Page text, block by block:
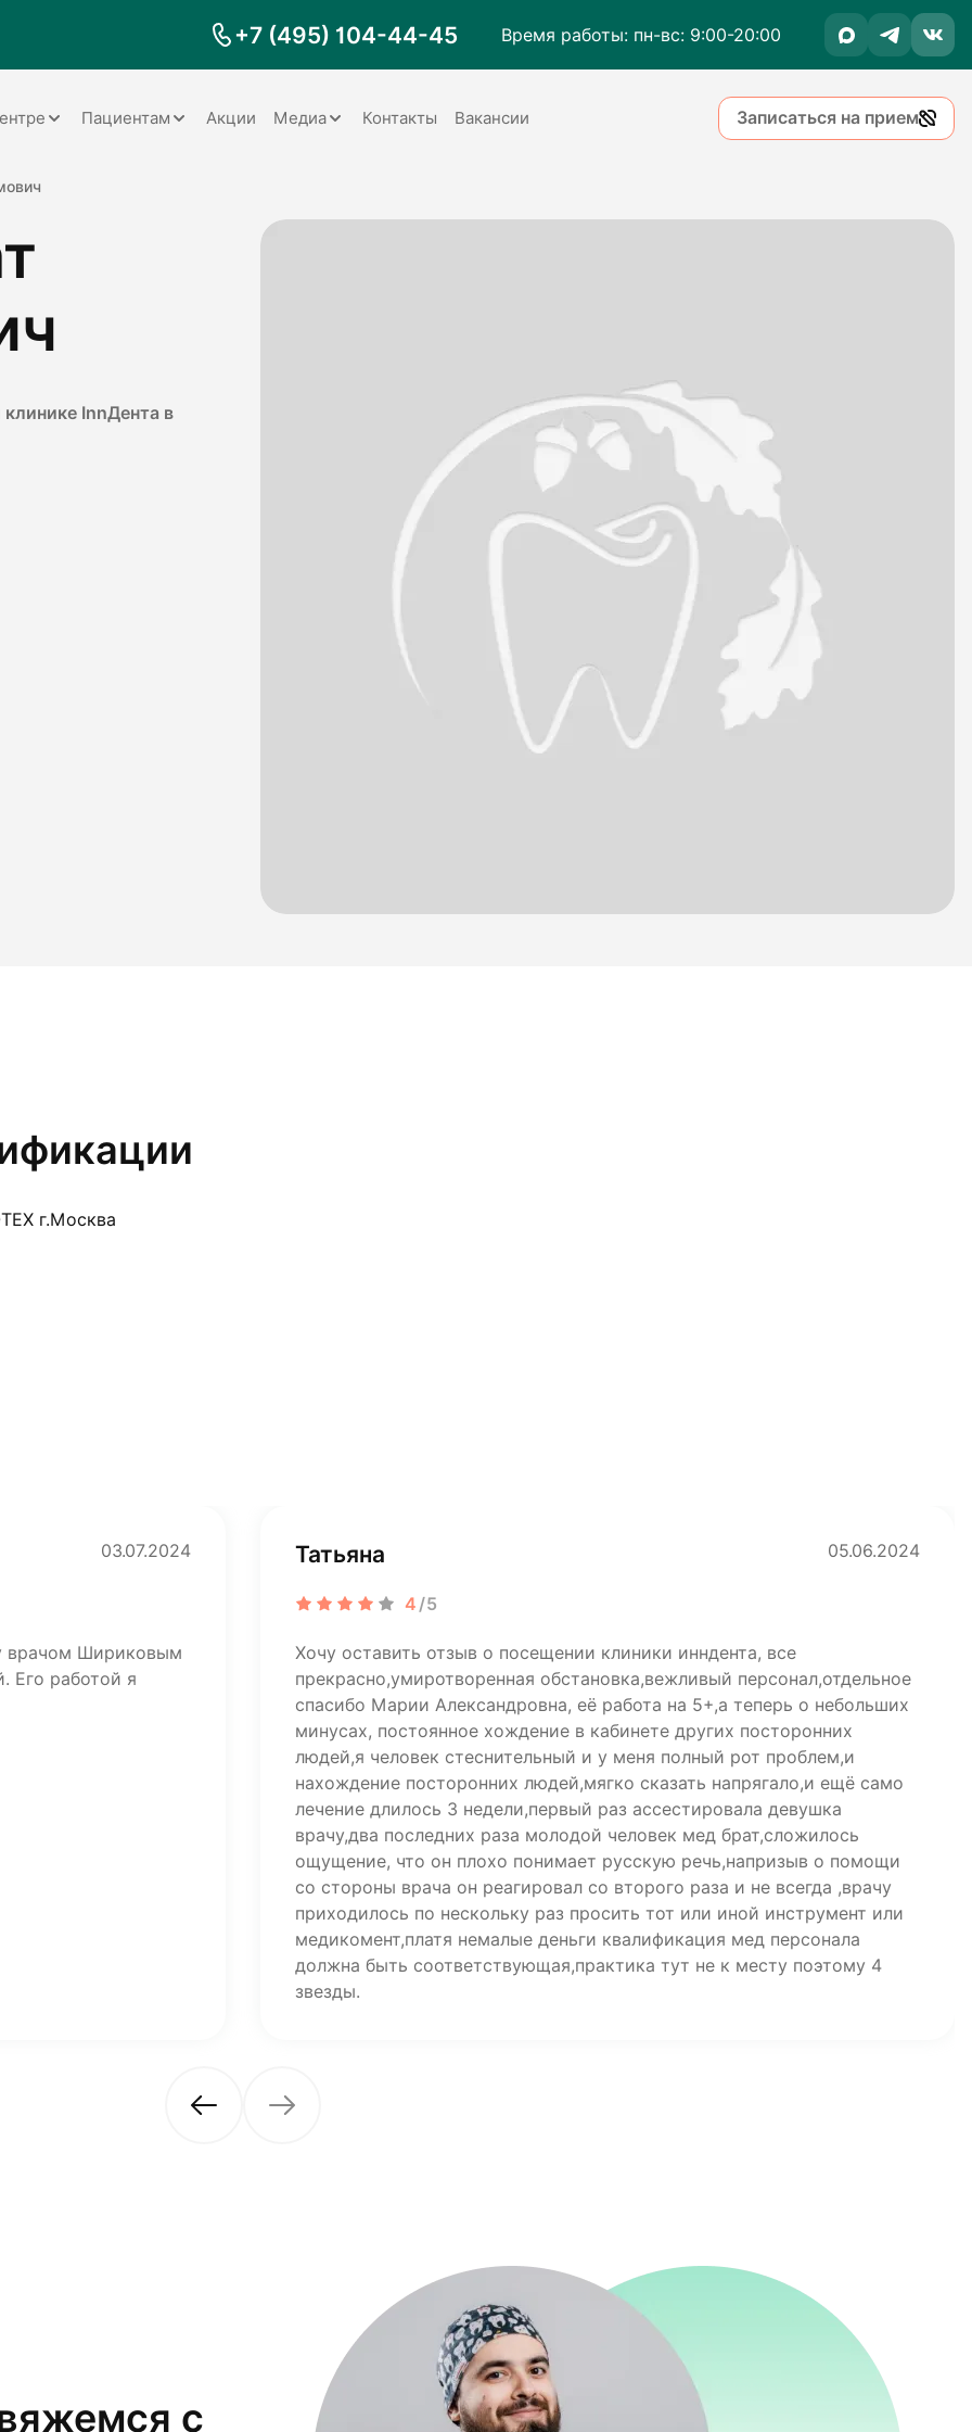
+7 (495) 104-44-45 Время работы: пн-вс: 9:00-20:00
оборудование
Пациентам
Запрос справки на налоговый
Акции Медиа Контакты Вакансии Записаться на прием
InnДента в
г.Москва
03.07.2024
врачом Шириковым
Его работой я
Татьяна 05.06.2024
4 /5
Хочу оставить отзыв о посещении клиники инндента, все
прекрасно,умиротворенная обстановка,вежливый персонал,отдельное
спасибо Марии Александровна, её работа на 5+,а теперь о небольших
минусах, постоянное хождение в кабинете других посторонних
людей,я человек стеснительный и у меня полный рот проблем,и
нахождение посторонних людей,мягко сказать напрягало,и ещё само
лечение длилось 3 недели,первый раз ассестировала девушка
врачу,два последних раза молодой человек мед брат,сложилось
ощущение, что он плохо понимает русскую речь,напризыв о помощи
со стороны врача он реагировал со второго раза и не всегда ,врачу
приходилось по нескольку раз просить тот или иной инструмент или
медикомент,платя немалые деньги квалификация мед персонала
должна быть соответствующая,практика тут не к месту поэтому 4
звезды.
с